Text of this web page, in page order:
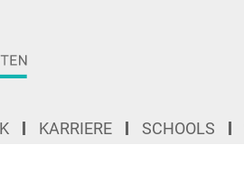
KARRIERE SCHOOLS